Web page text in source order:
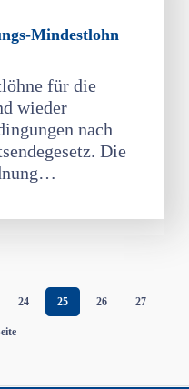
Mindestlohn
für die
wieder
nach
Die
24 25 26 27